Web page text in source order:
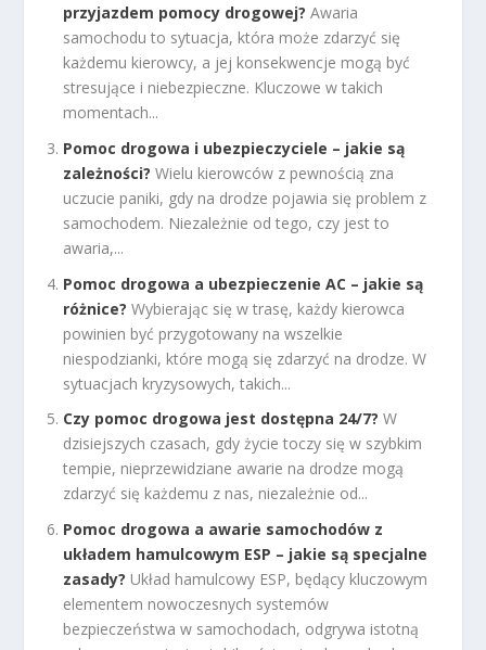
przyjazdem pomocy drogowej? Awaria
samochodu to sytuacja, która może zdarzyć się
każdemu kierowcy, a jej konsekwencje mogą być
stresujące i niebezpieczne. Kluczowe w takich
momentach...
Pomoc drogowa i ubezpieczyciele – jakie są
zależności? Wielu kierowców z pewnością zna
uczucie paniki, gdy na drodze pojawia się problem z
samochodem. Niezależnie od tego, czy jest to
awaria,...
Pomoc drogowa a ubezpieczenie AC – jakie są
różnice? Wybierając się w trasę, każdy kierowca
powinien być przygotowany na wszelkie
niespodzianki, które mogą się zdarzyć na drodze. W
sytuacjach kryzysowych, takich...
Czy pomoc drogowa jest dostępna 24/7? W
dzisiejszych czasach, gdy życie toczy się w szybkim
tempie, nieprzewidziane awarie na drodze mogą
zdarzyć się każdemu z nas, niezależnie od...
Pomoc drogowa a awarie samochodów z
układem hamulcowym ESP – jakie są specjalne
zasady? Układ hamulcowy ESP, będący kluczowym
elementem nowoczesnych systemów
bezpieczeństwa w samochodach, odgrywa istotną